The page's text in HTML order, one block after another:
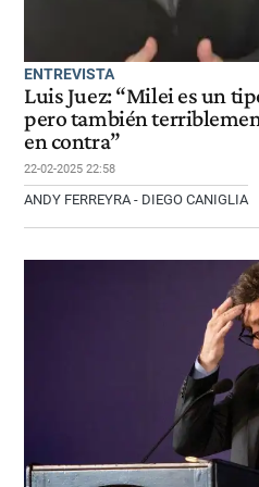
ENTREVISTA
Luis Juez: “Milei es un
pero también
en contra”
22-02-2025 22:58
ANDY FERREYRA - DIEGO CANIGLIA